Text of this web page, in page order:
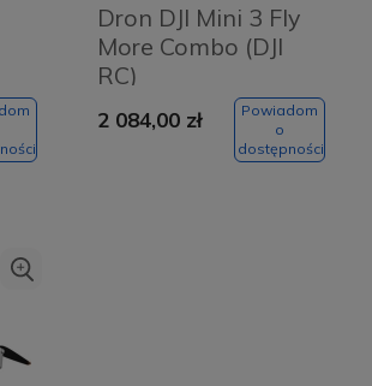
Dron DJI Mini 3 Fly
More Combo (DJI
RC)
2 084,00 zł
Powiadom
o
dostępności